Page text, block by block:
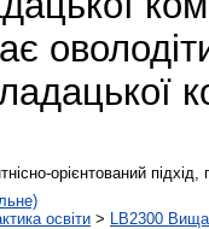
орієнтований
освіти > LB2300 Вища